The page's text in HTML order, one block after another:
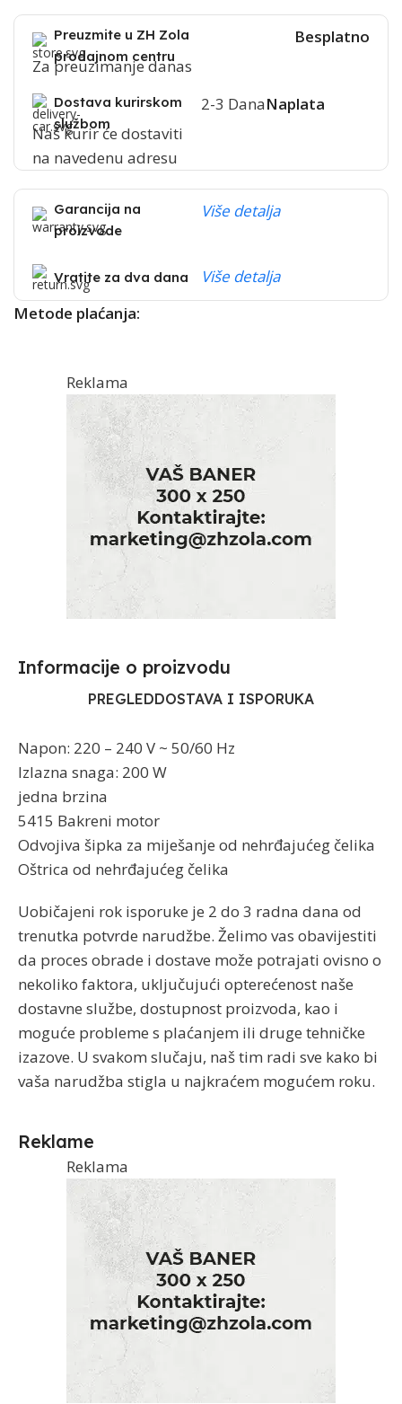
Preuzmite u ZH Zola
prodajnom centru
Za preuzimanje danas
Besplatno
Dostava kurirskom
službom
Naš kurir će dostaviti
na navedenu adresu
2-3 DanaNaplata
Garancija na
proizvode
Više detalja
Vratite za dva dana
Više detalja
Metode plaćanja:
Reklama
Informacije o proizvodu​
PREGLEDDOSTAVA I ISPORUKA
Napon: 220 – 240 V ~ 50/60 Hz
Izlazna snaga: 200 W
jedna brzina
5415 Bakreni motor
Odvojiva šipka za miješanje od nehrđajućeg čelika
Oštrica od nehrđajućeg čelika
Uobičajeni rok isporuke je 2 do 3 radna dana od
trenutka potvrde narudžbe. Želimo vas obavijestiti
da proces obrade i dostave može potrajati ovisno o
nekoliko faktora, uključujući opterećenost naše
dostavne službe, dostupnost proizvoda, kao i
moguće probleme s plaćanjem ili druge tehničke
izazove. U svakom slučaju, naš tim radi sve kako bi
vaša narudžba stigla u najkraćem mogućem roku.
Reklame
Reklama